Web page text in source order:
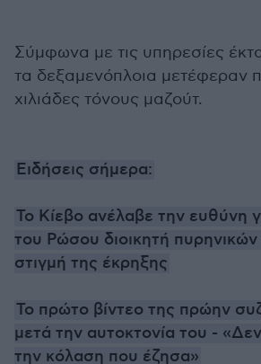
Σύμφωνα με τις υπηρεσίες
τα δεξαμενόπλοια μετέφεραν
χιλιάδες τόνους μαζούτ.
Ειδήσεις σήμερα:
Το Κίεβο ανέλαβε την ευθύνη
του Ρώσου διοικητή πυρηνικών
στιγμή της έκρηξης
Το πρώτο βίντεο της πρώην
μετά την αυτοκτονία του -
την κόλαση που έζησα»